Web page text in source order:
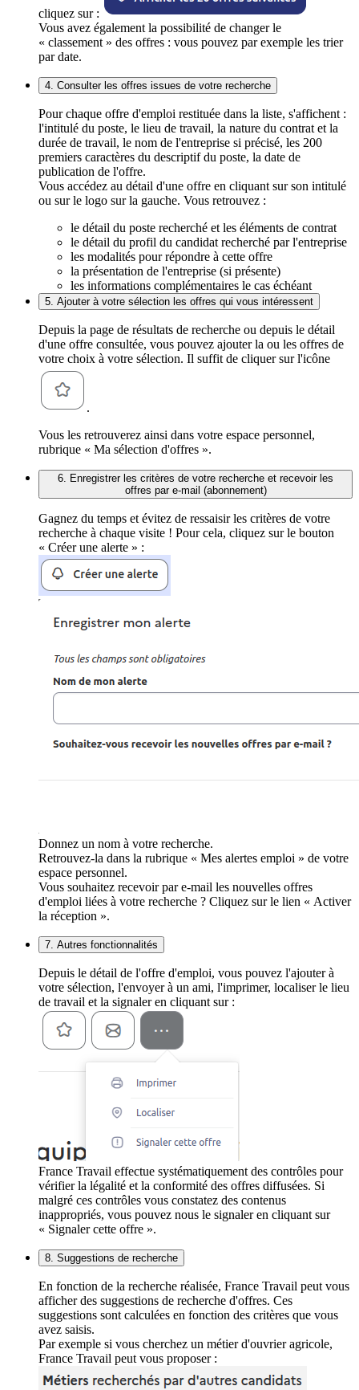
cliquez sur :
Vous avez également la possibilité de changer le
« classement » des offres : vous pouvez par exemple les trier
par date.
4. Consulter les offres issues de votre recherche
Pour chaque offre d'emploi restituée dans la liste, s'affichent :
l'intitulé du poste, le lieu de travail, la nature du contrat et la
durée de travail, le nom de l'entreprise si précisé, les 200
premiers caractères du descriptif du poste, la date de
publication de l'offre.
Vous accédez au détail d'une offre en cliquant sur son intitulé
ou sur le logo sur la gauche. Vous retrouvez :
le détail du poste recherché et les éléments de contrat
le détail du profil du candidat recherché par l'entreprise
les modalités pour répondre à cette offre
la présentation de l'entreprise (si présente)
les informations complémentaires le cas échéant
5. Ajouter à votre sélection les offres qui vous intéressent
Depuis la page de résultats de recherche ou depuis le détail
d'une offre consultée, vous pouvez ajouter la ou les offres de
votre choix à votre sélection. Il suffit de cliquer sur l'icône
.
Vous les retrouverez ainsi dans votre espace personnel,
rubrique « Ma sélection d'offres ».
6. Enregistrer les critères de votre recherche et recevoir les
offres par e-mail (abonnement)
Gagnez du temps et évitez de ressaisir les critères de votre
recherche à chaque visite ! Pour cela, cliquez sur le bouton
« Créer une alerte » :
Donnez un nom à votre recherche.
Retrouvez-la dans la rubrique « Mes alertes emploi » de votre
espace personnel.
Vous souhaitez recevoir par e-mail les nouvelles offres
d'emploi liées à votre recherche ? Cliquez sur le lien « Activer
la réception ».
7. Autres fonctionnalités
Depuis le détail de l'offre d'emploi, vous pouvez l'ajouter à
votre sélection, l'envoyer à un ami, l'imprimer, localiser le lieu
de travail et la signaler en cliquant sur :
France Travail effectue systématiquement des contrôles pour
vérifier la légalité et la conformité des offres diffusées. Si
malgré ces contrôles vous constatez des contenus
inappropriés, vous pouvez nous le signaler en cliquant sur
« Signaler cette offre ».
8. Suggestions de recherche
En fonction de la recherche réalisée, France Travail peut vous
afficher des suggestions de recherche d'offres. Ces
suggestions sont calculées en fonction des critères que vous
avez saisis.
Par exemple si vous cherchez un métier d'ouvrier agricole,
France Travail peut vous proposer :